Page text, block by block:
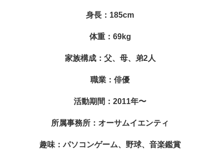
身長：185cm
体重：69kg
家族構成：父、母、弟2人
職業：俳優
活動期間：2011年〜
所属事務所：オーサムイエンティ
趣味：パソコンゲーム、野球、音楽鑑賞